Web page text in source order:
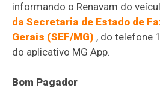
informando o Renavam do
da Secretaria de Estado de
Gerais (SEF/MG) , do telefone
do aplicativo MG App.
Bom Pagador